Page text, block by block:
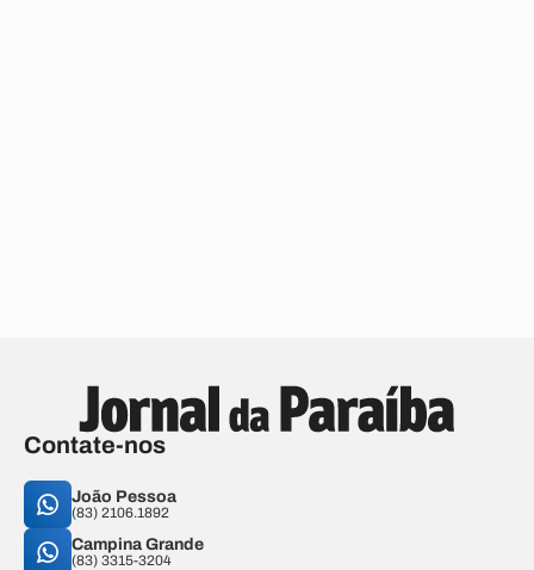
Contate-nos
João Pessoa
(83) 2106.1892
Campina Grande
(83) 3315-3204